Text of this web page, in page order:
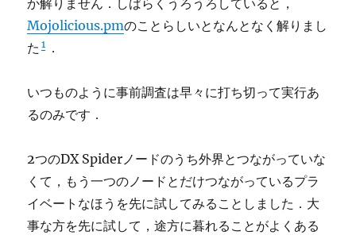
か解りません．しばらくうろうろしていると，
Mojolicious.pmのことらしいとなんとなく解りまし
た 1 ．
いつものように事前調査は早々に打ち切って実行あ
るのみです．
2つのDX Spiderノードのうち外界とつながっていな
くて，もう一つのノードとだけつながっているプラ
イベートなほうを先に試してみることしました．大
事な方を先に試して，途方に暮れることがよくある